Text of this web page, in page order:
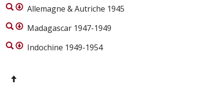
Allemagne & Autriche 1945
Madagascar 1947-1949
Indochine 1949-1954